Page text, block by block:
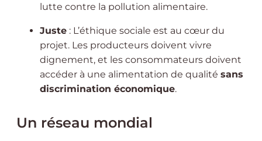
lutte contre la pollution alimentaire.
Juste : L’éthique sociale est au cœur du
projet. Les producteurs doivent vivre
dignement, et les consommateurs doivent
accéder à une alimentation de qualité sans
discrimination économique.
Un réseau mondial